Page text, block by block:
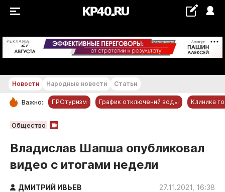
РЕКЛАМА +28...+29 °С
РУБРИКИ
Новости компаний
Статьи
Народные новости
Новости Народные новости Статьи
Важно: ПРОтуризм График отключений воды Клиника
Общество
Владислав Шапша опубликовал
видео с итогами недели
ДМИТРИЙ ИВЬЕВ 27.11.2021, 16:38